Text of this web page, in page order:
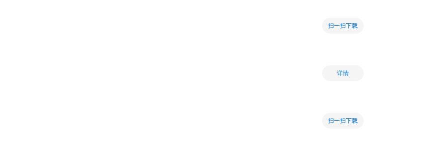
扫一扫下载
详情
扫一扫下载